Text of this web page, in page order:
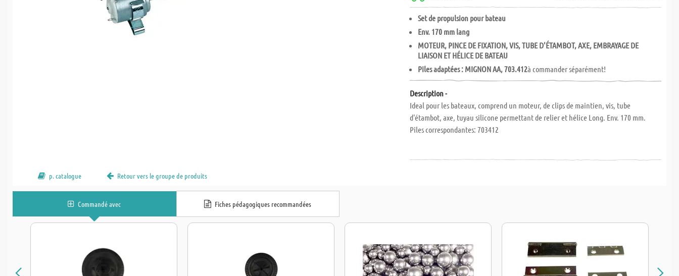
Set de propulsion pour bateau
Env. 170 mm lang
MOTEUR, PINCE DE FIXATION, VIS, TUBE D'ÉTAMBOT, AXE, EMBRAYAGE DE
LIAISON ET HÉLICE DE BATEAU
Piles adaptées : MIGNON AA, 703.412à commander séparément!
Description -
Ideal pour les bateaux, comprend un moteur, de clips de maintien, vis, tube
d'étambot, axe, tuyau silicone permettant de relier et hélice Long. Env. 170 mm.
Piles correspondantes: 703412
p. catalogue Retour vers le groupe de produits
Commandé avec Fiches pédagogiques recommandées